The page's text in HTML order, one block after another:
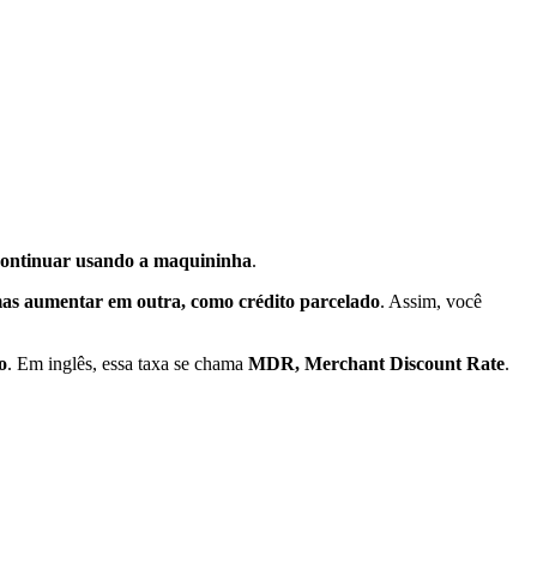
usando a maquininha.
aumentar em outra, como crédito parcelado. Assim, você
. Em inglês, essa taxa se chama MDR, Merchant Discount Rate.